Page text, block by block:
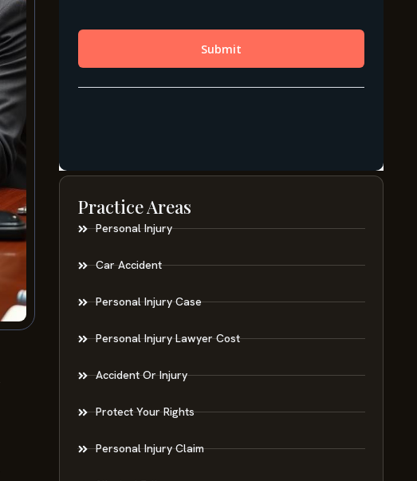
Practice Areas
Personal Injury
Car Accident
Personal Injury Case
Personal Injury Lawyer Cost
Accident Or Injury
Protect Your Rights
Personal Injury Claim